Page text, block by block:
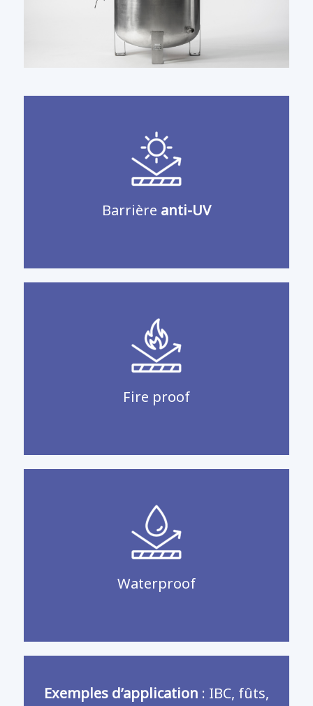
Barrière anti-UV
Fire proof
Waterproof
Exemples d’application : IBC, fûts,